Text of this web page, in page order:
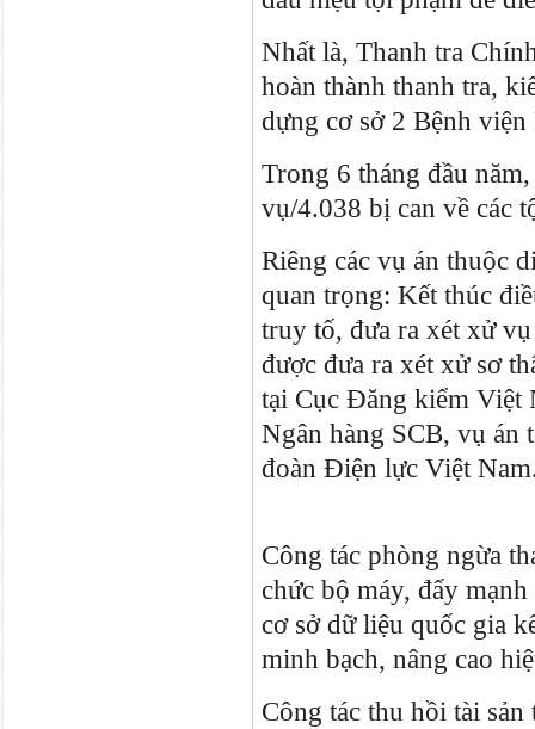
Nhất là, Thanh tra
hoàn thành thanh tra,
dựng cơ sở 2 Bệnh
Trong 6 tháng đầu
vụ/4.038 bị can về các
Riêng các vụ án thuộc
quan trọng: Kết thúc
truy tố, đưa ra xét xử
được đưa ra xét xử sơ
tại Cục Đăng kiểm Việt
Ngân hàng SCB, vụ
đoàn Điện lực Việt
Công tác phòng ngừa
chức bộ máy, đẩy
cơ sở dữ liệu quốc gia
minh bạch, nâng cao
Công tác thu hồi tài